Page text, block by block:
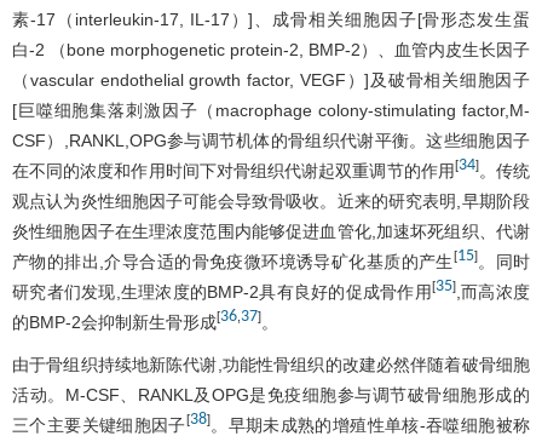
素-17（interleukin-17, IL-17）]、成骨相关细胞因子[骨形态发生蛋
白-2 （bone morphogenetic protein-2, BMP-2）、血管内皮生长因子
（vascular endothelial growth factor, VEGF）]及破骨相关细胞因子
[巨噬细胞集落刺激因子（macrophage colony-stimulating factor,M-
CSF）,RANKL,OPG参与调节机体的骨组织代谢平衡。这些细胞因子
在不同的浓度和作用时间下对骨组织代谢起双重调节的作用 [34]。传统
观点认为炎性细胞因子可能会导致骨吸收。近来的研究表明,早期阶段
炎性细胞因子在生理浓度范围内能够促进血管化,加速坏死组织、代谢
产物的排出,介导合适的骨免疫微环境诱导矿化基质的产生 [15]。同时
研究者们发现,生理浓度的BMP-2具有良好的促成骨作用 [35],而高浓度
的BMP-2会抑制新生骨形成[36,37] 。
由于骨组织持续地新陈代谢,功能性骨组织的改建必然伴随着破骨细胞
活动。M-CSF、RANKL及OPG是免疫细胞参与调节破骨细胞形成的
三个主要关键细胞因子[38]。早期未成熟的增殖性单核-吞噬细胞被称